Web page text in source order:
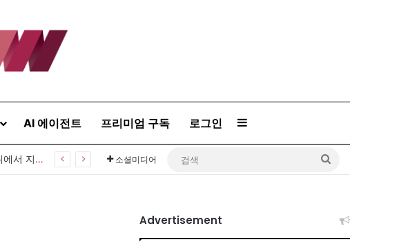
AI 에이전트 프리미엄 구독 로그인 Sidebar
[발행인 칼럼] 이상묵 ‘2027 IUGG 총회’ 조직위원장…휠체어 위에서 지구를 움직이는 학자 소셜미디어
Advertisement